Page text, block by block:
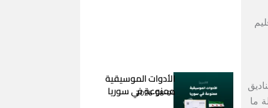
في مرحلة ما
الأدوات الموسيقية
ممنوعة في سوريا
2026-08-04